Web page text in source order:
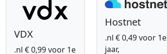
VDX
.nl € 0,99 voor 1e
Hostnet
.nl € 0,49 voor 1e
jaar,